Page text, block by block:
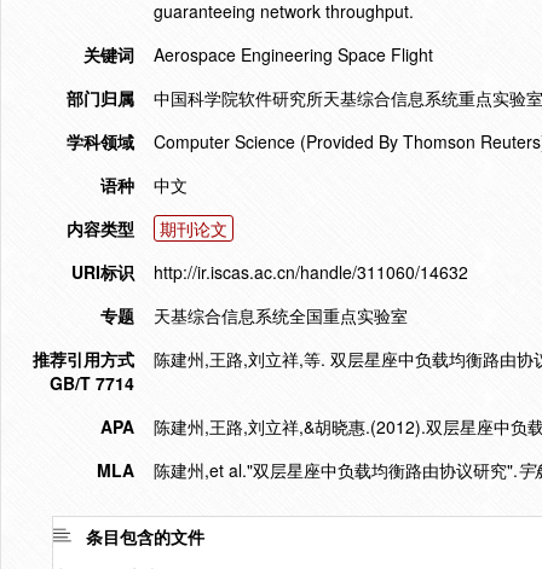
guaranteeing network throughput.
关键词
Aerospace Engineering Space Flight
部门归属
中国科学院软件研究所天基综合信息系统重点实验
学科领域
Computer Science (Provided By Thomson
语种
中文
内容类型
期刊论文
URI标识
http://ir.iscas.ac.cn/handle/311060/14632
专题
天基综合信息系统全国重点实验室
推荐引用方式
GB/T 7714
陈建州,王路,刘立祥,等. 双层星座中负载均衡路由
APA
陈建州,王路,刘立祥,&胡晓惠.(2012).双层星座中负
MLA
陈建州,et al."双层星座中负载均衡路由协议研究".宇
条目包含的文件